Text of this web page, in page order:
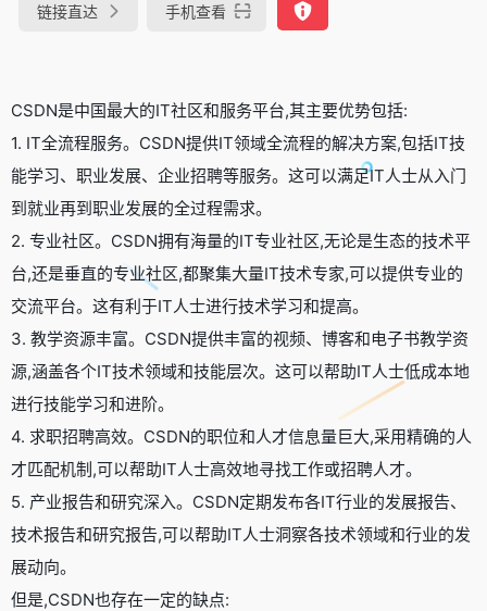
链接直达 手机查看
CSDN是中国最大的IT社区和服务平台,其主要优势包括:
1. IT全流程服务。CSDN提供IT领域全流程的解决方案,包括IT技
能学习、职业发展、企业招聘等服务。这可以满足IT人士从入门
到就业再到职业发展的全过程需求。
2. 专业社区。CSDN拥有海量的IT专业社区,无论是生态的技术平
台,还是垂直的专业社区,都聚集大量IT技术专家,可以提供专业的
交流平台。这有利于IT人士进行技术学习和提高。
3. 教学资源丰富。CSDN提供丰富的视频、博客和电子书教学资
源,涵盖各个IT技术领域和技能层次。这可以帮助IT人士低成本地
进行技能学习和进阶。
4. 求职招聘高效。CSDN的职位和人才信息量巨大,采用精确的人
才匹配机制,可以帮助IT人士高效地寻找工作或招聘人才。
5. 产业报告和研究深入。CSDN定期发布各IT行业的发展报告、
技术报告和研究报告,可以帮助IT人士洞察各技术领域和行业的发
展动向。
但是,CSDN也存在一定的缺点: